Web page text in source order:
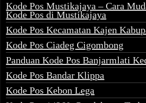
Kode Pos Mustikajaya – Cara
Kode Pos di Mustikajaya
Kode Pos Kecamatan Kajen
Kode Pos Ciadeg Cigombong
Panduan Kode Pos Banjarmlati
Kode Pos Bandar Klippa
Kode Pos Kebon Lega